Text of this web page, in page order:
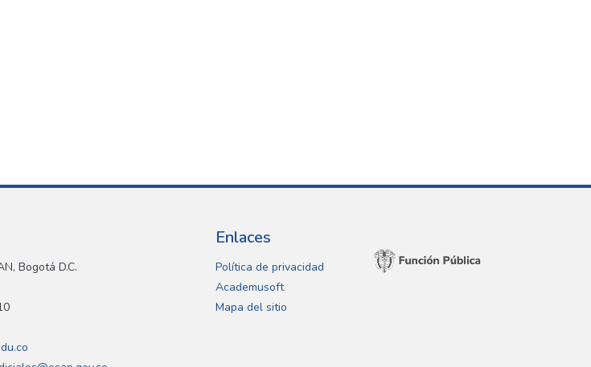
Bogotá D.C.
Enlaces
Política de privacidad
Academusoft
Mapa del sitio